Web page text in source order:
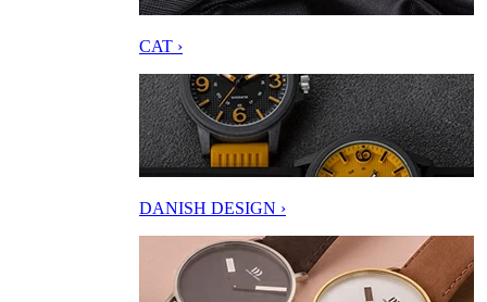
CAT ›
DANISH DESIGN ›